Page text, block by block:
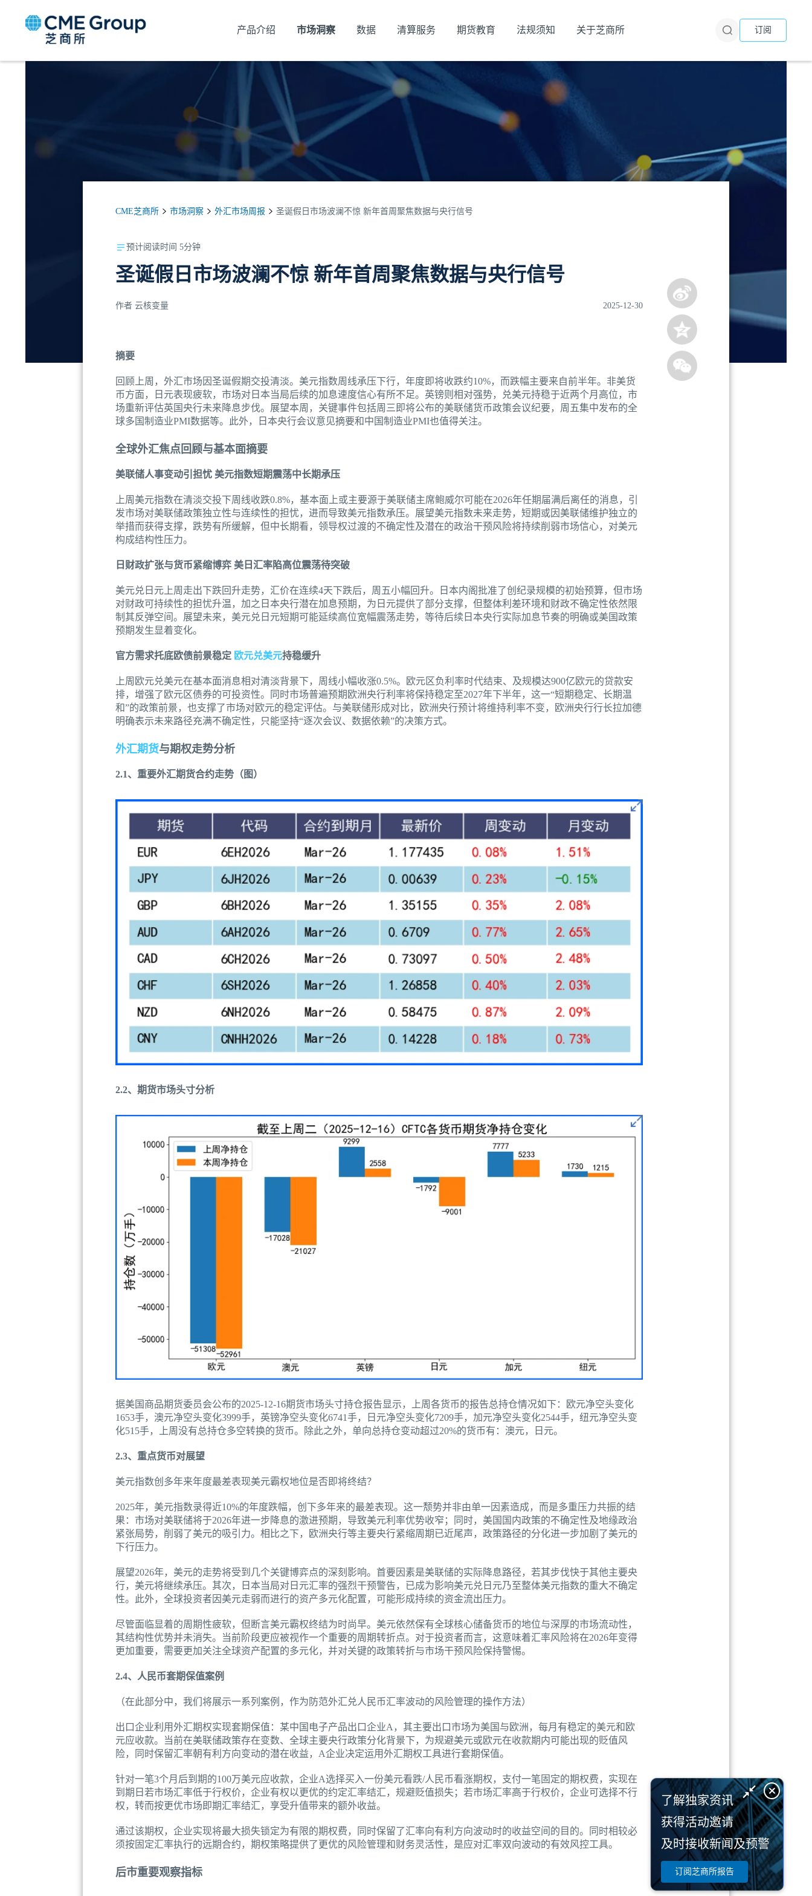
产品介绍 市场洞察 数据 清算服务 期货教育 法规须知 关于芝商所 订阅
CME芝商所 市场洞察 外汇市场周报 圣诞假日市场波澜不惊 新年首周聚焦数据与央行信号
预计阅读时间 5分钟
圣诞假日市场波澜不惊 新年首周聚焦数据与央行信号
作者 云核变量 2025-12-30
摘要
回顾上周，外汇市场因圣诞假期交投清淡。美元指数周线承压下行，年度即将收跌约10%，而跌幅主要来自前半年。非美货
币方面，日元表现疲软，市场对日本当局后续的加息速度信心有所不足。英镑则相对强势，兑美元持稳于近两个月高位，市
场重新评估英国央行未来降息步伐。展望本周，关键事件包括周三即将公布的美联储货币政策会议纪要，周五集中发布的全
球多国制造业PMI数据等。此外，日本央行会议意见摘要和中国制造业PMI也值得关注。
全球外汇焦点回顾与基本面摘要
美联储人事变动引担忧 美元指数短期震荡中长期承压
上周美元指数在清淡交投下周线收跌0.8%，基本面上或主要源于美联储主席鲍威尔可能在2026年任期届满后离任的消息，引
发市场对美联储政策独立性与连续性的担忧，进而导致美元指数承压。展望美元指数未来走势，短期或因美联储维护独立的
举措而获得支撑，跌势有所缓解，但中长期看，领导权过渡的不确定性及潜在的政治干预风险将持续削弱市场信心，对美元
构成结构性压力。
日财政扩张与货币紧缩博弈 美日汇率陷高位震荡待突破
美元兑日元上周走出下跌回升走势，汇价在连续4天下跌后，周五小幅回升。日本内阁批准了创纪录规模的初始预算，但市场
对财政可持续性的担忧升温，加之日本央行潜在加息预期，为日元提供了部分支撑，但整体利差环境和财政不确定性依然限
制其反弹空间。展望未来，美元兑日元短期可能延续高位宽幅震荡走势，等待后续日本央行实际加息节奏的明确或美国政策
预期发生显着变化。
官方需求托底欧债前景稳定 欧元兑美元持稳缓升
上周欧元兑美元在基本面消息相对清淡背景下，周线小幅收涨0.5%。欧元区负利率时代结束、及规模达900亿欧元的贷款安
排，增强了欧元区债券的可投资性。同时市场普遍预期欧洲央行利率将保持稳定至2027年下半年，这一“短期稳定、长期温
和”的政策前景，也支撑了市场对欧元的稳定评估。与美联储形成对比，欧洲央行预计将维持利率不变，欧洲央行行长拉加德
明确表示未来路径充满不确定性，只能坚持“逐次会议、数据依赖”的决策方式。
外汇期货与期权走势分析
2.1、重要外汇期货合约走势（图）
2.2、期货市场头寸分析
据美国商品期货委员会公布的2025-12-16期货市场头寸持仓报告显示，上周各货币的报告总持仓情况如下：欧元净空头变化
1653手，澳元净空头变化3999手，英镑净空头变化6741手，日元净空头变化7209手，加元净空头变化2544手，纽元净空头变
化515手，上周没有总持仓多空转换的货币。除此之外，单向总持仓变动超过20%的货币有：澳元，日元。
2.3、重点货币对展望
美元指数创多年来年度最差表现美元霸权地位是否即将终结？
2025年，美元指数录得近10%的年度跌幅，创下多年来的最差表现。这一颓势并非由单一因素造成，而是多重压力共振的结
果：市场对美联储将于2026年进一步降息的激进预期，导致美元利率优势收窄；同时，美国国内政策的不确定性及地缘政治
紧张局势，削弱了美元的吸引力。相比之下，欧洲央行等主要央行紧缩周期已近尾声，政策路径的分化进一步加剧了美元的
下行压力。
展望2026年，美元的走势将受到几个关键博弈点的深刻影响。首要因素是美联储的实际降息路径，若其步伐快于其他主要央
行，美元将继续承压。其次，日本当局对日元汇率的强烈干预警告，已成为影响美元兑日元乃至整体美元指数的重大不确定
性。此外，全球投资者因美元走弱而进行的资产多元化配置，可能形成持续的资金流出压力。
尽管面临显着的周期性疲软，但断言美元霸权终结为时尚早。美元依然保有全球核心储备货币的地位与深厚的市场流动性，
其结构性优势并未消失。当前阶段更应被视作一个重要的周期转折点。对于投资者而言，这意味着汇率风险将在2026年变得
更加重要，需要更加关注全球资产配置的多元化，并对关键的政策转折与市场干预风险保持警惕。
2.4、人民币套期保值案例
（在此部分中，我们将展示一系列案例，作为防范外汇兑人民币汇率波动的风险管理的操作方法）
出口企业利用外汇期权实现套期保值：某中国电子产品出口企业A，其主要出口市场为美国与欧洲，每月有稳定的美元和欧
元应收款。当前在美联储政策存在变数、全球主要央行政策分化背景下，为规避美元或欧元在收款期内可能出现的贬值风
险，同时保留汇率朝有利方向变动的潜在收益，A企业决定运用外汇期权工具进行套期保值。
针对一笔3个月后到期的100万美元应收款，企业A选择买入一份美元看跌/人民币看涨期权，支付一笔固定的期权费，实现在
到期日若市场汇率低于行权价，企业有权以更优的约定汇率结汇，规避贬值损失；若市场汇率高于行权价，企业可选择不行
权，转而按更优市场即期汇率结汇，享受升值带来的额外收益。
通过该期权，企业实现将最大损失锁定为有限的期权费，同时保留了汇率向有利方向波动时的收益空间的目的。同时相较必
须按固定汇率执行的远期合约，期权策略提供了更优的风险管理和财务灵活性，是应对汇率双向波动的有效风控工具。
后市重要观察指标
了解独家资讯
获得活动邀请
及时接收新闻及预警
订阅芝商所报告